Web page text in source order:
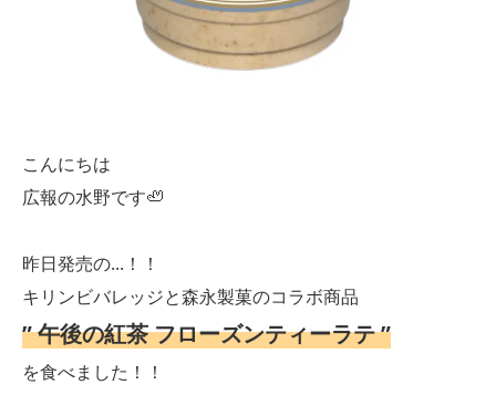
こんにちは
広報の水野です🦥
昨日発売の...！！
キリンビバレッジと森永製菓のコラボ商品
” 午後の紅茶 フローズンティーラテ ”
を食べました！！